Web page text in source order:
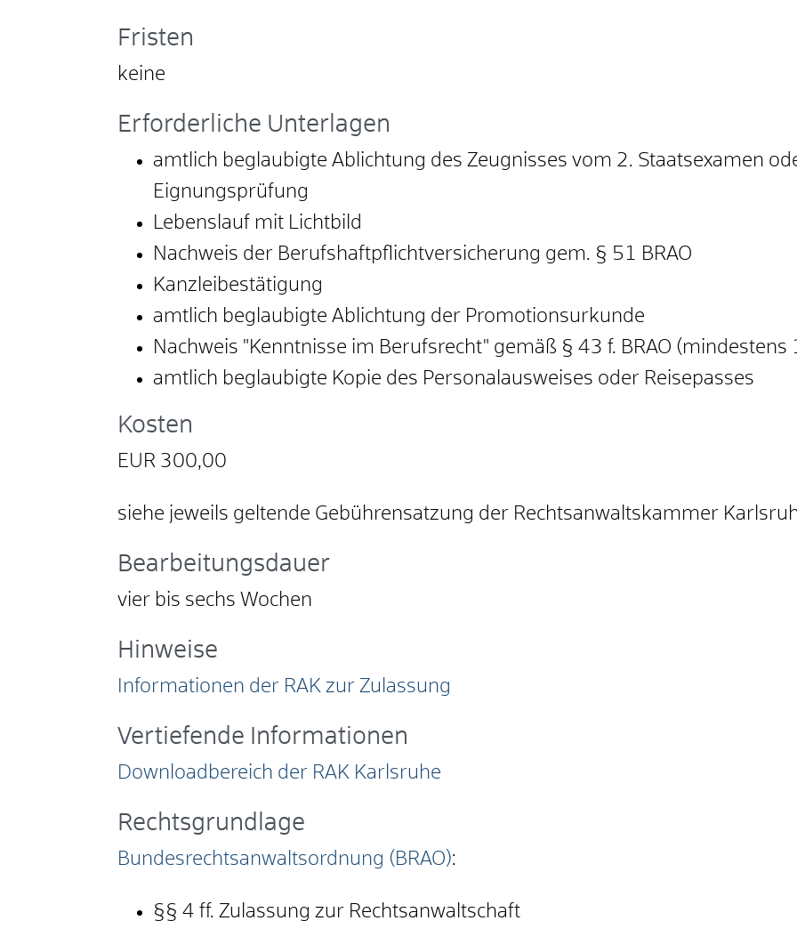
Fristen
keine
Erforderliche Unterlagen
amtlich beglaubigte Ablichtung des Zeugnisses vom 2. Staatsexamen
Eignungsprüfung
Lebenslauf mit Lichtbild
Nachweis der Berufshaftpflichtversicherung gem. § 51 BRAO
Kanzleibestätigung
amtlich beglaubigte Ablichtung der Promotionsurkunde
Nachweis "Kenntnisse im Berufsrecht" gemäß § 43 f. BRAO (mindestens
amtlich beglaubigte Kopie des Personalausweises oder Reisepasses
Kosten
EUR 300,00
siehe jeweils geltende Gebührensatzung der Rechtsanwaltskammer
Bearbeitungsdauer
vier bis sechs Wochen
Hinweise
Informationen der RAK zur Zulassung
Vertiefende Informationen
Downloadbereich der RAK Karlsruhe
Rechtsgrundlage
Bundesrechtsanwaltsordnung (BRAO):
§§ 4 ff. Zulassung zur Rechtsanwaltschaft